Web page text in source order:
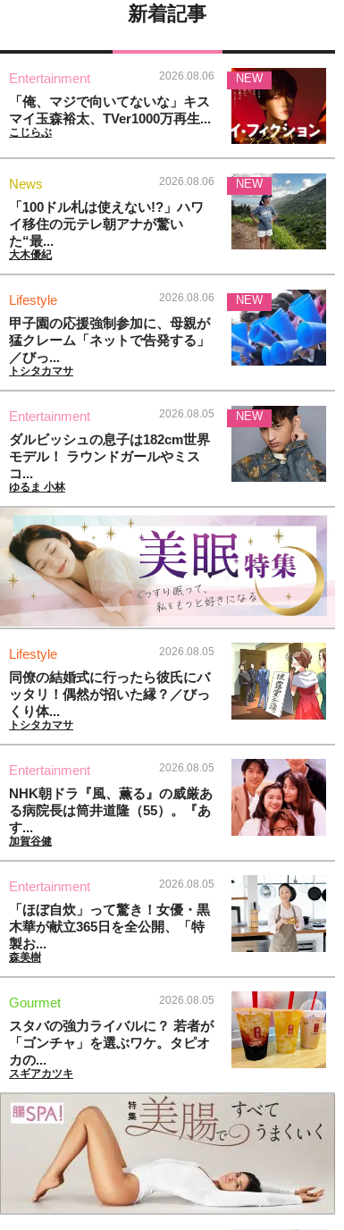
新着記事
Entertainment 2026.08.06
「俺、マジで向いてないな」キス
マイ玉森裕太、TVer1000万再生...
こじらぶ
NEW
News 2026.08.06
「100ドル札は使えない!?」ハワ
イ移住の元テレ朝アナが驚い
た“最...
大木優紀
NEW
Lifestyle 2026.08.06
甲子園の応援強制参加に、母親が
猛クレーム「ネットで告発する」
／びっ...
トシタカマサ
NEW
Entertainment 2026.08.05
ダルビッシュの息子は182cm世界
モデル！ ラウンドガールやミス
コ...
ゆるま 小林
NEW
Lifestyle 2026.08.05
同僚の結婚式に行ったら彼氏にバ
ッタリ！偶然が招いた縁？／びっ
くり体...
トシタカマサ
Entertainment 2026.08.05
NHK朝ドラ『風、薫る』の威厳あ
る病院長は筒井道隆（55）。『あ
す...
加賀谷健
Entertainment 2026.08.05
「ほぼ自炊」って驚き！女優・黒
木華が献立365日を全公開、「特
製お...
森美樹
Gourmet 2026.08.05
スタバの強力ライバルに？ 若者が
「ゴンチャ」を選ぶワケ。タピオ
カの...
スギアカツキ